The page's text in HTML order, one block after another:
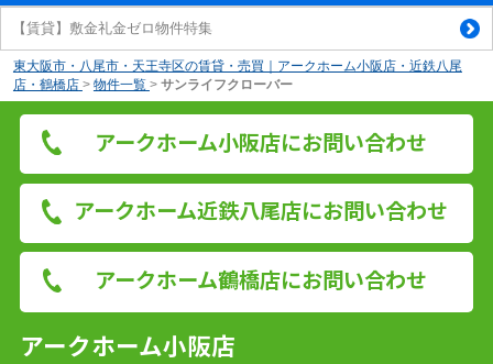
【賃貸】敷金礼金ゼロ物件特集
東大阪市・八尾市・天王寺区の賃貸・売買｜アークホーム小阪店・近鉄八尾
店・鶴橋店 > 物件一覧 > サンライフクローバー
アークホーム小阪店にお問い合わせ
アークホーム近鉄八尾店にお問い合わせ
アークホーム鶴橋店にお問い合わせ
アークホーム小阪店